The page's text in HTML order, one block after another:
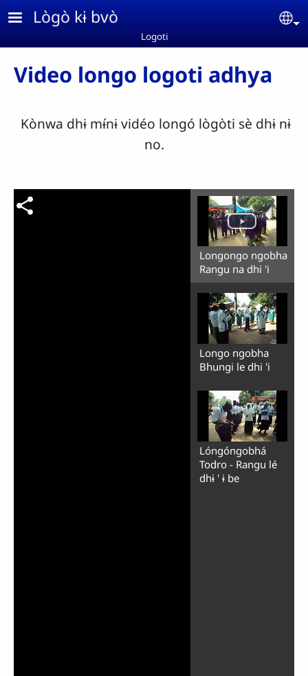
Aller au contenu principal
Lògò kɨ bvò
Logoti
Video longo logoti adhya
Kònwa dhɨ mɨ́nɨ vidéo longó lògòti sè dhɨ nɨ
no.
Longongo ngobha
Rangu na dhi 'i
Longo ngobha
Bhungi le dhi 'i
Lóngóngobhá
Todro - Rangu lé
dhɨ ' ɨ be